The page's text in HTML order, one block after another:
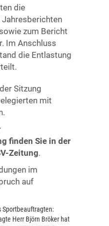
die
Jahresberichten
zum Bericht
Im Anschluss
die Entlastung
Sitzung
mit
finden Sie in der
Zeitung.
im
auf
Sportbeauftragten:
Herr Björn Bröker hat